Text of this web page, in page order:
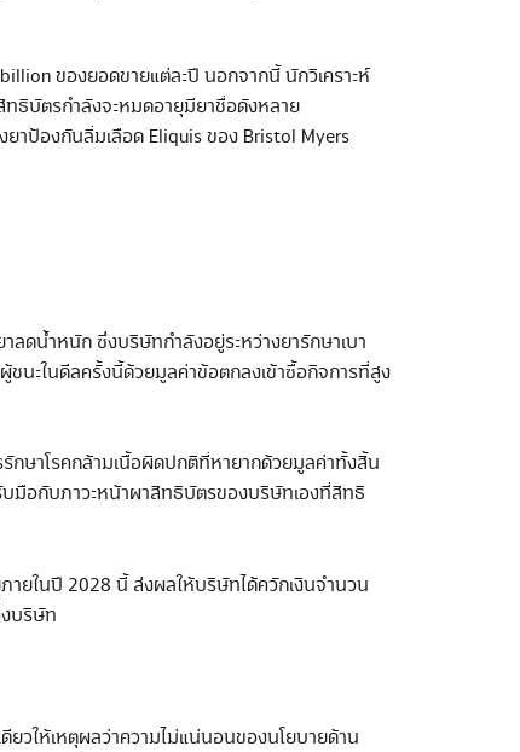
ของยอดขายแต่ละปี นอกจากนี้ นักวิเคราะห์
ทธิบัตรกำลังจะหมดอายุมียาชื่อดังหลาย
ยาป้องกันลิ่มเลือด Eliquis ของ Bristol Myers
ลดน้ำหนัก ซึ่งบริษัทกำลังอยู่ระหว่างยารักษาเบา
นะในดีลครั้งนี้ด้วยมูลค่าข้อตกลงเข้าซื้อกิจการที่สูง
กษาโรคกล้ามเนื้อผิดปกติที่หายากด้วยมูลค่าทั้งสิ้น
บมือกับภาวะหน้าผาสิทธิบัตรของบริษัทเองที่สิทธิ
ายในปี 2028 นี้ ส่งผลให้บริษัทได้ควักเงินจำนวน
บริษัท
ยวให้เหตุผลว่าความไม่แน่นอนของนโยบายด้าน